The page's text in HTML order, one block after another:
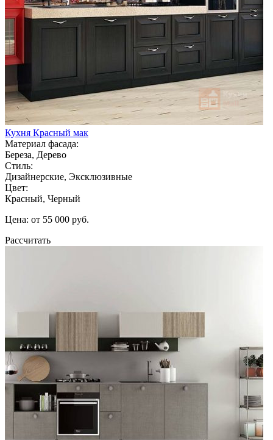
Кухня Красный мак
Материал фасада:
Береза, Дерево
Стиль:
Дизайнерские, Эксклюзивные
Цвет:
Красный, Черный
Цена: от 55 000 руб.
Рассчитать